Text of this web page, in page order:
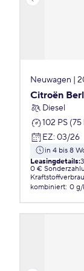
Neuwagen |
Citroën
Diesel
102 PS
EZ: 03/26
in 4 bis 8
Leasingdetails:
0 €
kombiniert: 0 g/